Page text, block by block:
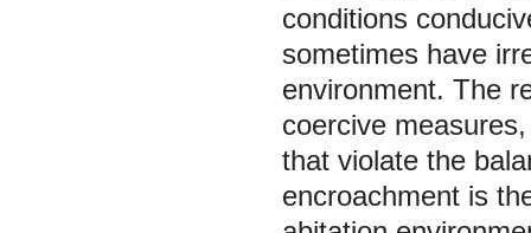
conditions
sometimes have
environment. The
coercive
that violate the
encroachment is